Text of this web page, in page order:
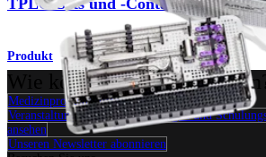
TPLO-Sets und -Container
Produkt
Wie können wir Ihnen helfen?
Medizinproduktberater kontaktieren
Veranstaltungen, Lab-Vorführungen und
ansehen
Unseren Newsletter abonnieren